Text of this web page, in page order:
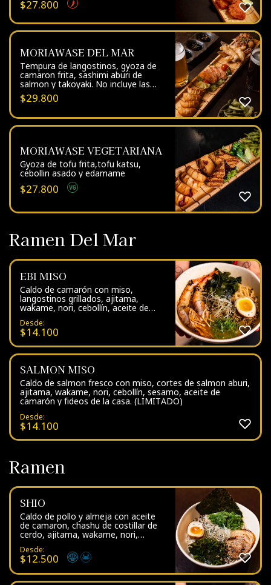
$27.800
MORIAWASE DEL MAR
Tempura de langostinos, gyoza de
camaron frita, sashimi aburi de
salmon y takoyaki. No incluye las
cervezas y edamame de la imágen,
son decorativos.
$29.800
MORIAWASE VEGETARIANA
Gyoza de tofu frita,tofu katsu,
cebollin asado y edamame
$27.800
Ramen Del Mar
EBI MISO
Caldo de camarón con miso,
langostinos grillados, ajitama,
wakame, nori, cebollín, aceite de
la casa
Desde:
$14.100
SALMON MISO
Caldo de salmon fresco con miso, cortes de salmon aburi,
ajitama, wakame, nori, cebollín, sesamo, aceite de
camarón y fideos de la casa. (LIMITADO)
Desde:
$14.100
Ramen
SHIO
Caldo de pollo y almeja con aceite
de camaron, chashu de costillar de
cerdo, ajitama, wakame, nori,
cebollín, sesamo y fideos de la casa
Desde:
$12.500